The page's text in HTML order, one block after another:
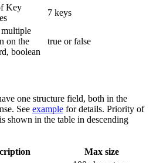
Key
7 keys
on the
boolean
true or false
one structure field, both in the
See example for details. Priority of
shown in the table in descending
Max size